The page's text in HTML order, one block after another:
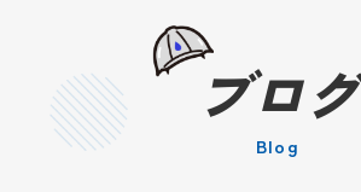
ブログ
blog